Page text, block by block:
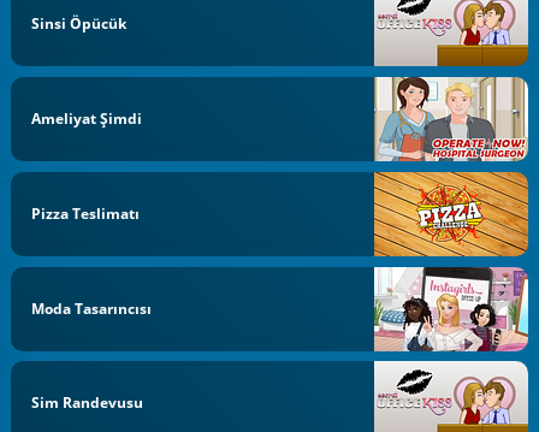
Sinsi Öpücük
Ameliyat Şimdi
Pizza Teslimatı
Moda Tasarıncısı
Sim Randevusu